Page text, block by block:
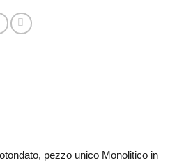
pezzo unico Monolitico in